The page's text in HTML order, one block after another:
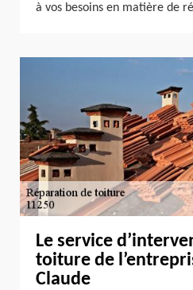
à vos besoins en matière de
Le service
toiture de
Claude